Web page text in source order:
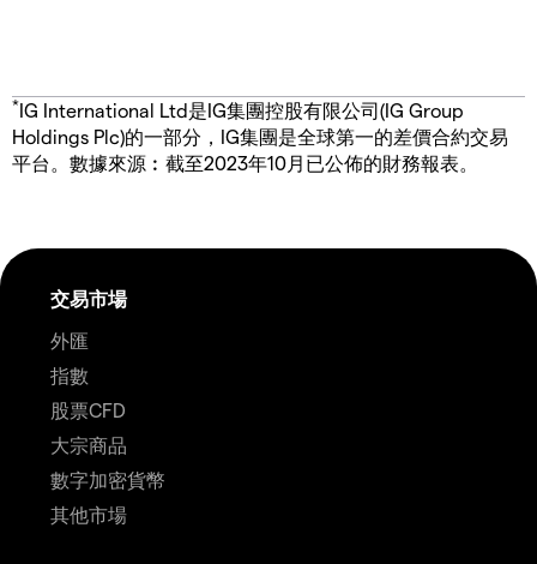
*IG International Ltd是IG集團控股有限公司(IG Group
Holdings Plc)的一部分，IG集團是全球第一的差價合約交易
平台。數據來源︰截至2023年10月已公佈的財務報表。
交易市場
外匯
指數
股票CFD
大宗商品
數字加密貨幣
其他市場